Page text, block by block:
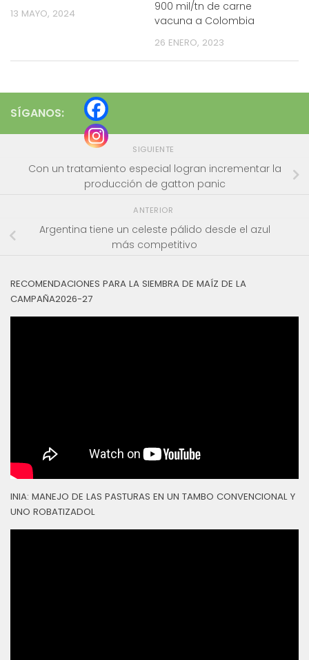
13 MAYO, 2024
900 mil/tn de carne
vacuna a Colombia
26 ENERO, 2023
SÍGANOS:
SIGUIENTE
Con un tratamiento especial logran incrementar la
producción de gatton panic
ANTERIOR
Argentina tiene un celeste pálido desde el azul
más competitivo
RECOMENDACIONES PARA LA SIEMBRA DE MAÍZ DE LA
CAMPAÑA2026-27
INIA: MANEJO DE LAS PASTURAS EN UN TAMBO CONVENCIONAL Y
UNO ROBATIZADOL